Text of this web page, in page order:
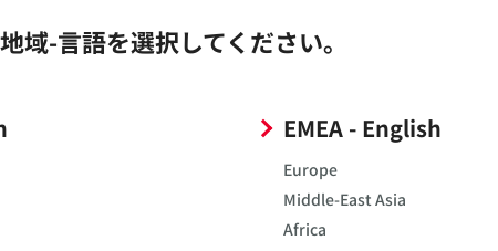
域-言語を選択してください。
EMEA - English
Europe
Middle-East Asia
Africa
信頼性、高耐久性と、低コアロス材使用による回路の高効
なメタルアロイインダクタDFE2HCAH/DFE2MCAHシリ
シリーズなど、従来商品バリエーションのサイズ拡